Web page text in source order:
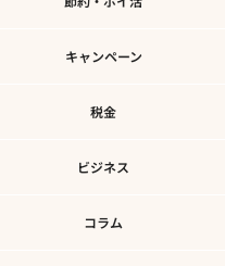
キャンペーン
税金
ビジネス
コラム